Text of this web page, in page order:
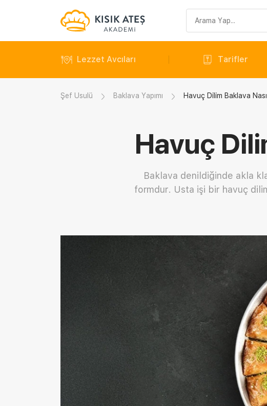
sorgusu
Lezzet Avcıları Tarifler
Şef Usulü Baklava Yapımı Havuç Dilim Baklava
Havuç
Baklava denildiğinde akla
formdur. Usta işi bir havuç